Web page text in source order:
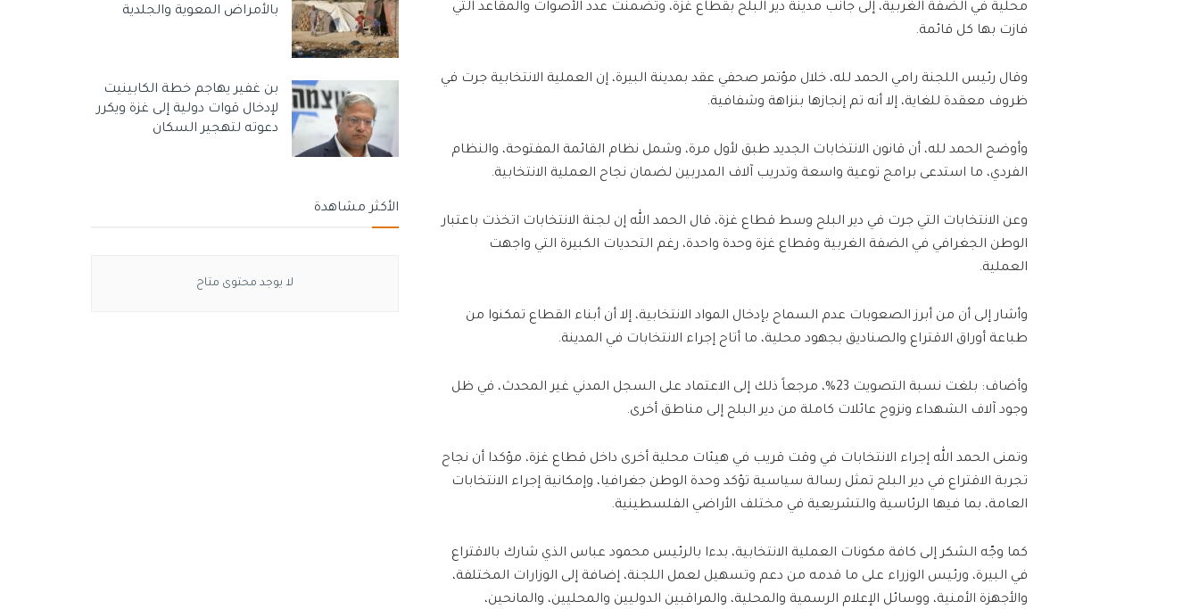
محلية في الضفة الغربية، إلى جانب مدينة دير البلح بقطاع غزة، وتضمنت عدد الأصوات والمقاعد التي
فازت بها كل قائمة.
وقال رئيس اللجنة رامي الحمد لله، خلال مؤتمر صحفي عقد بمدينة البيرة، إن العملية الانتخابية جرت في
ظروف معقدة للغاية، إلا أنه تم إنجازها بنزاهة وشفافية.
وأوضح الحمد لله، أن قانون الانتخابات الجديد طبق لأول مرة، وشمل نظام القائمة المفتوحة، والنظام
الفردي، ما استدعى برامج توعية واسعة وتدريب آلاف المدربين لضمان نجاح العملية الانتخابية.
وعن الانتخابات التي جرت في دير البلح وسط قطاع غزة، قال الحمد الله إن لجنة الانتخابات اتخذت باعتبار
الوطن الجغرافي في الضفة الغربية وقطاع غزة وحدة واحدة، رغم التحديات الكبيرة التي واجهت
العملية.
وأشار إلى أن من أبرز الصعوبات عدم السماح بإدخال المواد الانتخابية، إلا أن أبناء القطاع تمكنوا من
طباعة أوراق الاقتراع والصناديق بجهود محلية، ما أتاح إجراء الانتخابات في المدينة.
وأضاف: بلغت نسبة التصويت 23%، مرجعاً ذلك إلى الاعتماد على السجل المدني غير المحدث، في ظل
وجود آلاف الشهداء ونزوح عائلات كاملة من دير البلح إلى مناطق أخرى.
وتمنى الحمد الله إجراء الانتخابات في وقت قريب في هيئات محلية أخرى داخل قطاع غزة، مؤكدا أن نجاح
تجربة الاقتراع في دير البلح تمثل رسالة سياسية تؤكد وحدة الوطن جغرافيا، وإمكانية إجراء الانتخابات
العامة، بما فيها الرئاسية والتشريعية في مختلف الأراضي الفلسطينية.
كما وجّه الشكر إلى كافة مكونات العملية الانتخابية، بدءا بالرئيس محمود عباس الذي شارك بالاقتراع
في البيرة، ورئيس الوزراء على ما قدمه من دعم وتسهيل لعمل اللجنة، إضافة إلى الوزارات المختلفة،
والأجهزة الأمنية، ووسائل الإعلام الرسمية والمحلية، والمراقبين الدوليين والمحليين، والمانحين،
بالأمراض المعوية والجلدية
بن غفير يهاجم خطة الكابينيت
لإدخال قوات دولية إلى غزة ويكرر
دعوته لتهجير السكان
الأكثر مشاهدة
لا يوجد محتوى متاح